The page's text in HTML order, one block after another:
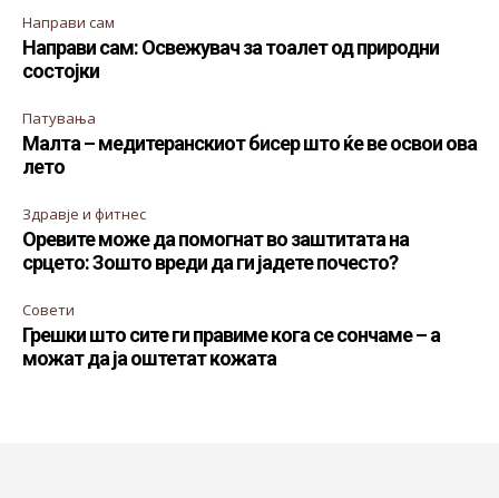
Направи сам
Направи сам: Освежувач за тоалет од природни
состојки
Патувања
Малта – медитеранскиот бисер што ќе ве освои ова
лето
Здравје и фитнес
Оревите може да помогнат во заштитата на
срцето: Зошто вреди да ги јадете почесто?
Совети
Грешки што сите ги правиме кога се сончаме – а
можат да ја оштетат кожата